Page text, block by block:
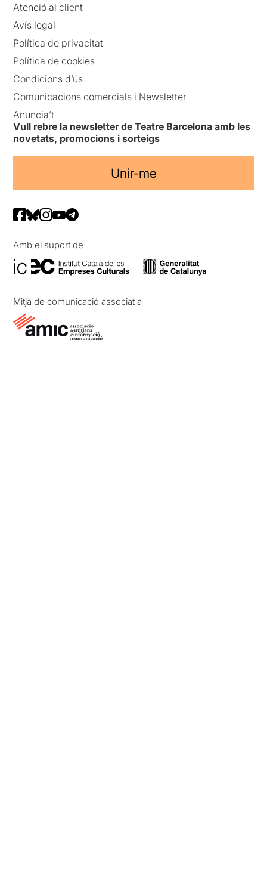
Atenció al client
Avís legal
Política de privacitat
Política de cookies
Condicions d’ús
Comunicacions comercials i Newsletter
Anuncia’t
Vull rebre la newsletter de Teatre Barcelona amb les
novetats, promocions i sorteigs
Unir-me
Amb el suport de
Mitjà de comunicació associat a